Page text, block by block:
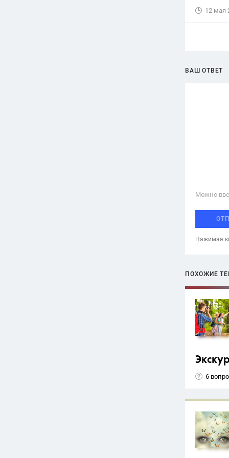
12 мая
ВАШ ОТВЕТ
Можно
Нажимая
ПОХОЖИЕ
6